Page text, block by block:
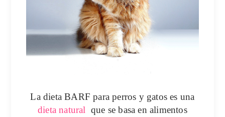
Ladieta BARF para perros y gatos es una
dieta naturalque se basa en alimentos